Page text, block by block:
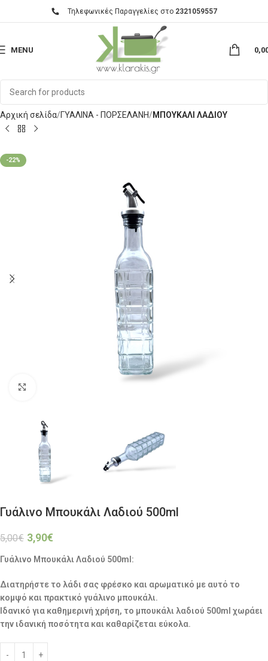
Τηλεφωνικές Παραγγελίες στο 2321059557
MENU
Αρχική σελίδα ΓΥΑΛΙΝΑ - ΠΟΡΣΕΛΑΝΗ ΜΠΟΥΚΑΛΙ ΛΑΔΙΟΥ
-22%
Γυάλινο Μπουκάλι Λαδιού 500ml
5,00€ 3,90€
Γυάλινο Μπουκάλι Λαδιού 500ml:
Διατηρήστε το λάδι σας φρέσκο και αρωματικό με αυτό το
κομψό και πρακτικό γυάλινο μπουκάλι.
Ιδανικό για καθημερινή χρήση, το μπουκάλι λαδιού 500ml χωράει
την ιδανική ποσότητα και καθαρίζεται εύκολα.